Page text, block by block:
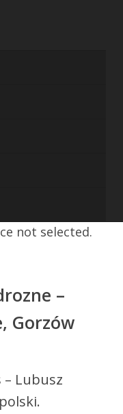
not selected.
–
Gorzów
– Lubusz